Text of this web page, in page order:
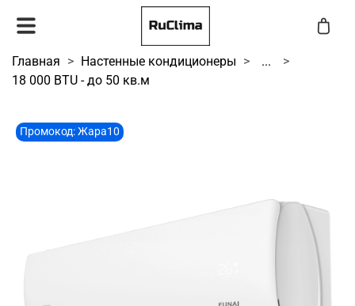
Главная Настенные кондиционеры
...
18 000 BTU - до 50 кв.м
Промокод: Жара10